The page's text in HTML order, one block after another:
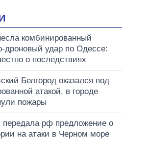
комбинированный
дроновый удар по Одессе:
о последствиях
Белгород оказался под
атакой, в городе
пожары
передала рф предложение о
на атаки в Черном море